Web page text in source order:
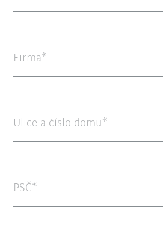
Firma
Ulice a číslo domu
PSČ